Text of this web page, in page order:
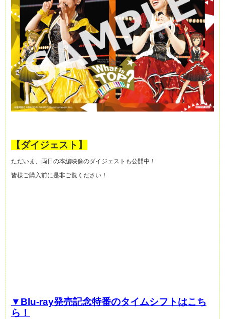
【ダイジェスト】
ただいま、両日の本編映像のダイジェストも公開中！
皆様ご購入前に是非ご覧ください！
▼ Blu-ray発売記念特番のタイムシフトはこち
ら！